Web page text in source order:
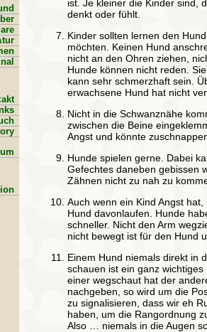
ist. Je kleiner die Kinder sind,
denkt oder fühlt.
Kinder sollten lernen den
möchten. Keinen Hund
nicht an den Ohren ziehen,
Hunde können nicht reden.
kann sehr schmerzhaft sein.
erwachsene Hund hat nicht
Nicht in die Schwanznähe
zwischen die Beine
Angst und könnte
Hunde spielen gerne. Dabei
Gefechtes daneben gebissen
Zähnen nicht zu nah zu
Auch wenn ein Kind Angst
Hund davonlaufen. Hunde
schneller. Nicht den Arm
nicht bewegt ist für den Hund
Einem Hund niemals direkt in
schauen ist ein ganz
einer wegschaut hat der
nachgeben, so wird um die
zu signalisieren, dass wir eh
haben, um die Rangordnung
Also … niemals in die Augen